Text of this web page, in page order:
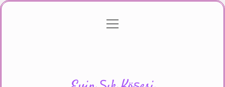
Gizlilik Politikası
menüyü